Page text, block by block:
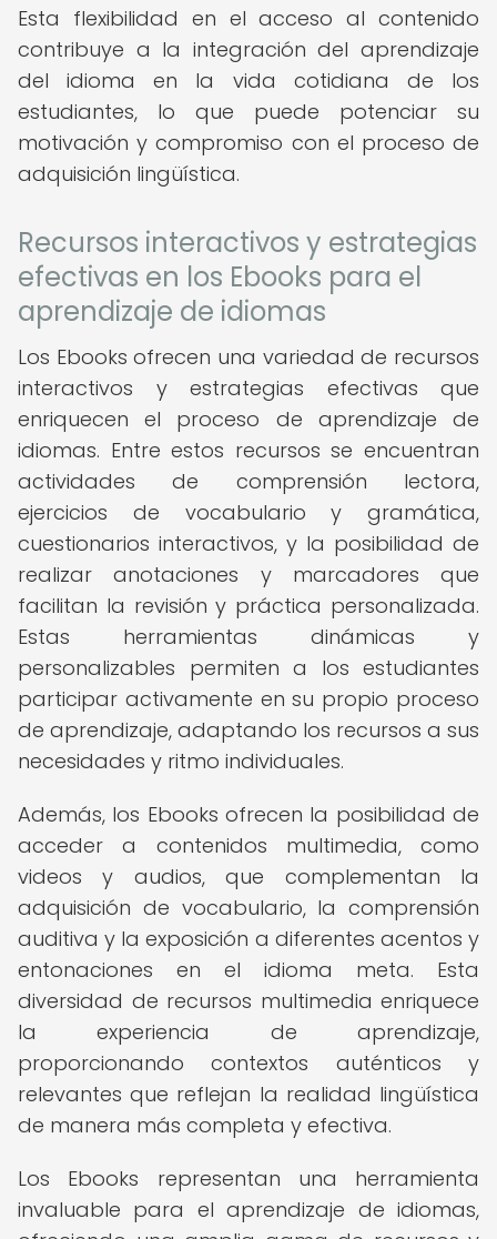
Esta flexibilidad en el acceso al contenido
contribuye a la integración del aprendizaje
del idioma en la vida cotidiana de los
estudiantes, lo que puede potenciar su
motivación y compromiso con el proceso de
adquisición lingüística.
Recursos interactivos y estrategias
efectivas en los Ebooks para el
aprendizaje de idiomas
Los Ebooks ofrecen una variedad de recursos
interactivos y estrategias efectivas que
enriquecen el proceso de aprendizaje de
idiomas. Entre estos recursos se encuentran
actividades de comprensión lectora,
ejercicios de vocabulario y gramática,
cuestionarios interactivos, y la posibilidad de
realizar anotaciones y marcadores que
facilitan la revisión y práctica personalizada.
Estas herramientas dinámicas y
personalizables permiten a los estudiantes
participar activamente en su propio proceso
de aprendizaje, adaptando los recursos a sus
necesidades y ritmo individuales.
Además, los Ebooks ofrecen la posibilidad de
acceder a contenidos multimedia, como
videos y audios, que complementan la
adquisición de vocabulario, la comprensión
auditiva y la exposición a diferentes acentos y
entonaciones en el idioma meta. Esta
diversidad de recursos multimedia enriquece
la experiencia de aprendizaje,
proporcionando contextos auténticos y
relevantes que reflejan la realidad lingüística
de manera más completa y efectiva.
Los Ebooks representan una herramienta
invaluable para el aprendizaje de idiomas,